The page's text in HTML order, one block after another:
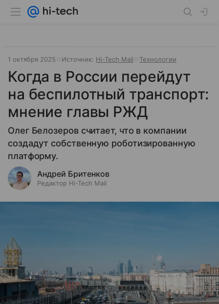
1 октября 2025 Источник: Hi-Tech Mail Технологии
Когда в России перейдут
на беспилотный транспорт:
мнение главы РЖД
Олег Белозеров считает, что в компании
создадут собственную роботизированную
платформу.
Андрей Бритенков
Редактор Hi-Tech Mail